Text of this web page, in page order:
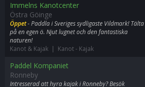
Immelns Kanotcenter
Östra Göinge
Öppet- Paddla i Sveriges sydligaste Vildmark! Tälta
på en egen ö. Njut lugnet och den fantastiska
naturen!
Kanot & Kajak | Kanot- Kajak
Paddel Kompaniet
Ronneby
Intresserad att hyra kajak i Ronneby? Besök